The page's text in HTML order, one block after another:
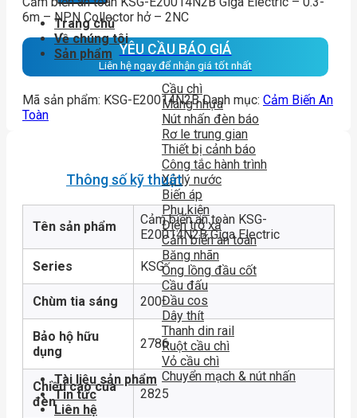
Trang chủ
Về chúng tôi
Sản phẩm
Cầu chì
Máng nhựa
Nút nhấn đèn báo
Rơ le trung gian
Thiết bị cảnh báo
Công tắc hành trình
Xử lý nước
Biến áp
Phụ kiện
Điện trở xả
Cảm biến an toàn
Băng nhãn
Ống lồng đầu cốt
Cầu đấu
Đầu cos
Dây thít
Thanh din rail
Ruột cầu chì
Vỏ cầu chì
Chuyển mạch & nút nhấn
Tài liệu sản phẩm
Tin tức
Liên hệ
6m – NPN Collector hở – 2NC
YÊU CẦU BÁO GIÁ
Liên hệ ngay để nhận giá tốt nhất
Mã sản phẩm: KSG-E20014N2B Danh mục: Cảm Biến An
Toàn
Thông số kỹ thuật
Tên sản phẩm
Cảm biến an toàn KSG-
E20014N2B Giga Electric
Series KSG
Chùm tia sáng 200
Bảo hộ hữu
dụng
2786
Chiều cao của
đèn
2825